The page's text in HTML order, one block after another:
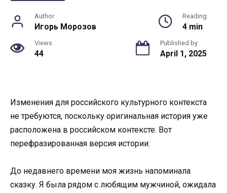
Author
Игорь Морозов
Reading
4 min
Views
44
Published by
April 1, 2025
Изменения для российского культурного контекста
не требуются, поскольку оригинальная история уже
расположена в российском контексте. Вот
перефразированная версия истории:
До недавнего времени моя жизнь напоминала
сказку. Я была рядом с любящим мужчиной, ожидала